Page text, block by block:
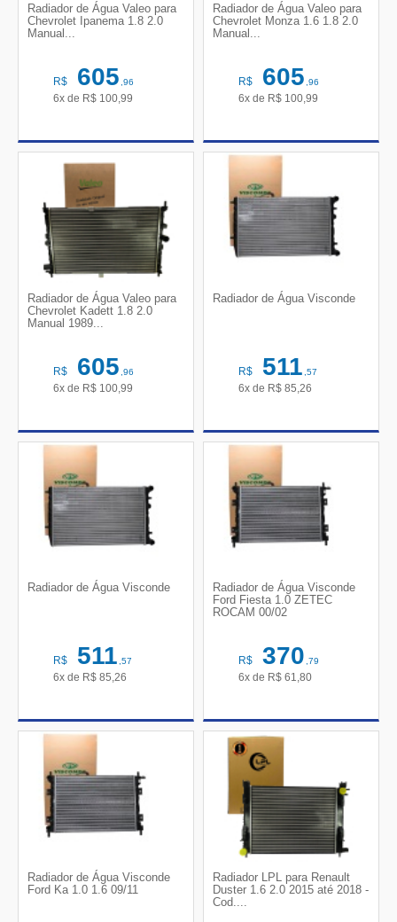
Radiador de Água Valeo para
Chevrolet Ipanema 1.8 2.0
Manual...
R$ 605,96
6x de R$ 100,99
Radiador de Água Valeo para
Chevrolet Monza 1.6 1.8 2.0
Manual...
R$ 605,96
6x de R$ 100,99
Radiador de Água Valeo para
Chevrolet Kadett 1.8 2.0
Manual 1989...
R$ 605,96
6x de R$ 100,99
Radiador de Água Visconde
R$ 511,57
6x de R$ 85,26
Radiador de Água Visconde
R$ 511,57
6x de R$ 85,26
Radiador de Água Visconde
Ford Fiesta 1.0 ZETEC
ROCAM 00/02
R$ 370,79
6x de R$ 61,80
Radiador de Água Visconde
Ford Ka 1.0 1.6 09/11
Radiador LPL para Renault
Duster 1.6 2.0 2015 até 2018 -
Cod....